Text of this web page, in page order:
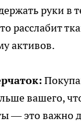
руки в
расслабит
активов.
вашего,
— это важно